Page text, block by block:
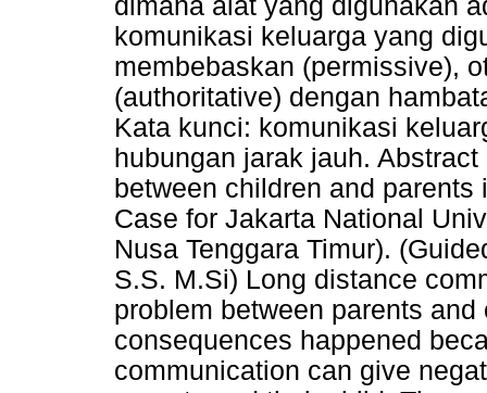
dimana alat yang digunakan
komunikasi keluarga yang
membebaskan (permissive),
(authoritative) dengan
Kata kunci: komunikasi
hubungan jarak jauh.
between children and
Case for Jakarta National
Nusa Tenggara Timur).
S.S. M.Si) Long distance
problem between parents
consequences happened
communication can give